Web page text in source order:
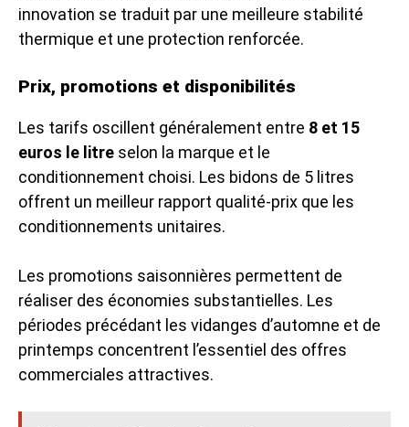
innovation se traduit par une meilleure stabilité
thermique et une protection renforcée.
Prix, promotions et disponibilités
Les tarifs oscillent généralement entre 8 et 15
euros le litre selon la marque et le
conditionnement choisi. Les bidons de 5 litres
offrent un meilleur rapport qualité-prix que les
conditionnements unitaires.
Les promotions saisonnières permettent de
réaliser des économies substantielles. Les
périodes précédant les vidanges d’automne et de
printemps concentrent l’essentiel des offres
commerciales attractives.